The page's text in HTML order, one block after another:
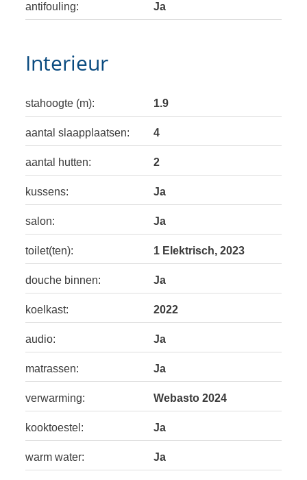
antifouling: Ja
Interieur
stahoogte (m): 1.9
aantal slaapplaatsen: 4
aantal hutten: 2
kussens: Ja
salon: Ja
toilet(ten): 1 Elektrisch, 2023
douche binnen: Ja
koelkast: 2022
audio: Ja
matrassen: Ja
verwarming: Webasto 2024
kooktoestel: Ja
warm water: Ja